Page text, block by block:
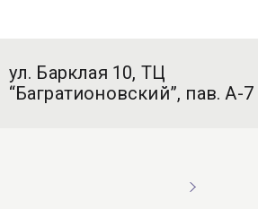
ул. Барклая 10, ТЦ
“Багратионовский”, пав. А-7